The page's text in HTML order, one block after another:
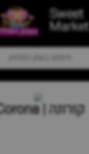
Sweet
Market
קורונה | Corona